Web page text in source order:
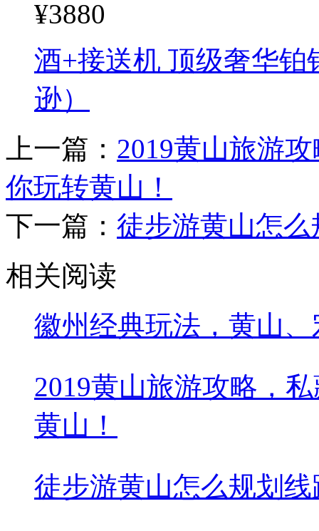
¥3880
酒+接送机 顶级奢华
逊）
上一篇： 2019黄山旅游
你玩转黄山！
下一篇： 徒步游黄山怎
相关阅读
徽州经典玩法，黄山
2019黄山旅游攻略，
黄山！
徒步游黄山怎么规划线